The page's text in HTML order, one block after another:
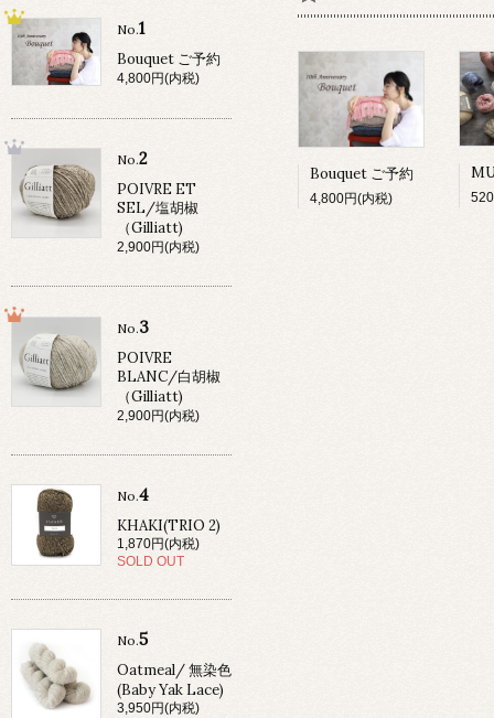
Bouquet ご予約
4,800円(内税)
No.1
Bouquet ご予約
4,800円(内税)
No.2
POIVRE ET
SEL/塩胡椒
（Gilliatt)
2,900円(内税)
No.3
POIVRE
BLANC/白胡椒
（Gilliatt)
2,900円(内税)
No.4
KHAKI(TRIO 2)
1,870円(内税)
SOLD OUT
No.5
Oatmeal/ 無染色
(Baby Yak Lace)
3,950円(内税)